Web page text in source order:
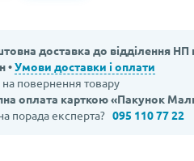
доставка до відділення НП
•Умови доставки і оплати
на повернення товару
оплата карткою «Пакунок
порада експерта?095 110 77 22